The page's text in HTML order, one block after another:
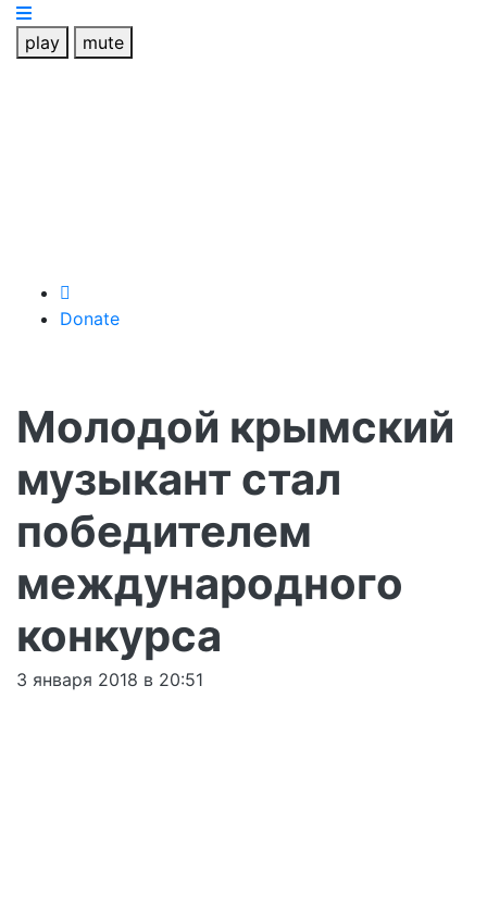
play mute
Donate
Молодой крымский
музыкант стал
победителем
международного
конкурса
3 января 2018 в 20:51